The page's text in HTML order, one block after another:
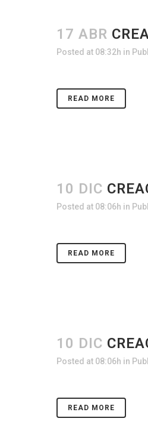
17 ABR
Posted at 08:32h in
READ MORE
10 DIC
Posted at 08:06h in
READ MORE
10 DIC
Posted at 08:06h in
READ MORE